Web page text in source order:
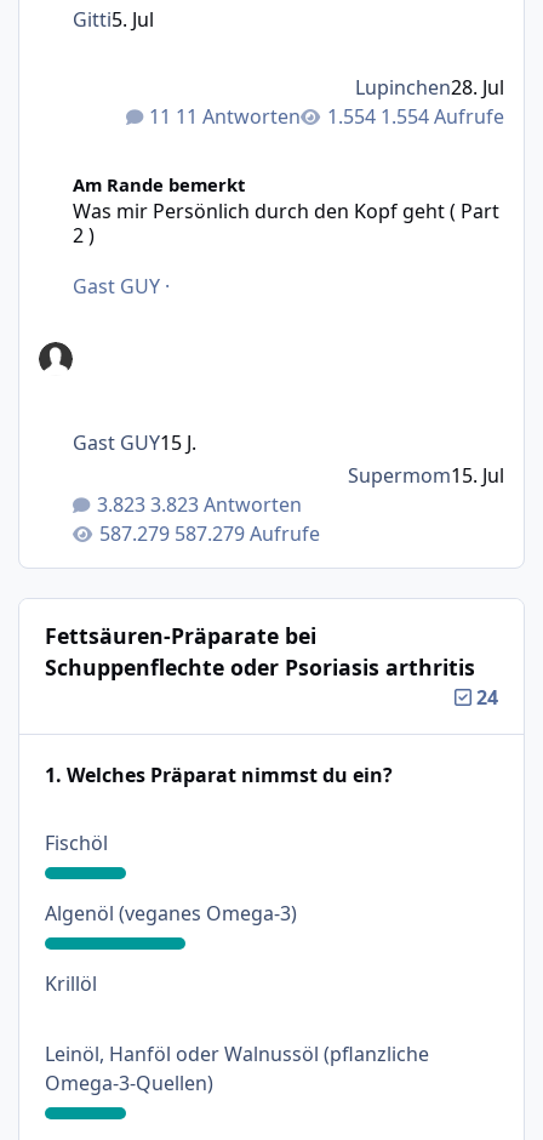
11 Antworten 1.554 Aufrufe
Gitti5. Jul
Lupinchen28. Jul
Am Rande bemerkt
Was mir Persönlich durch den Kopf geht ( Part
2 )
Gast GUY ·
3.823 Antworten
587.279 Aufrufe
Gast GUY15 J.
Supermom15. Jul
Fettsäuren-Präparate bei
Schuppenflechte oder Psoriasis arthritis
24
1. Welches Präparat nimmst du ein?
Fischöl: 18%
Algenöl (veganes Omega-3): 31%
Krillöl: 0%
Leinöl, Hanföl oder Walnussöl (pflanzliche
Omega-3-Quellen): 18%